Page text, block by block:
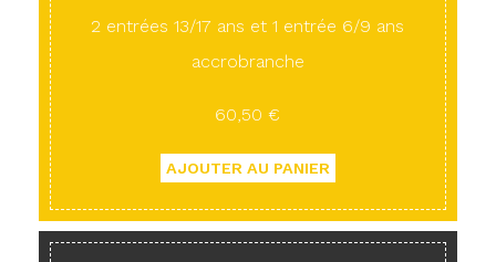
2 entrées 13/17 ans et 1 entrée 6/9 ans
accrobranche
60,50 €